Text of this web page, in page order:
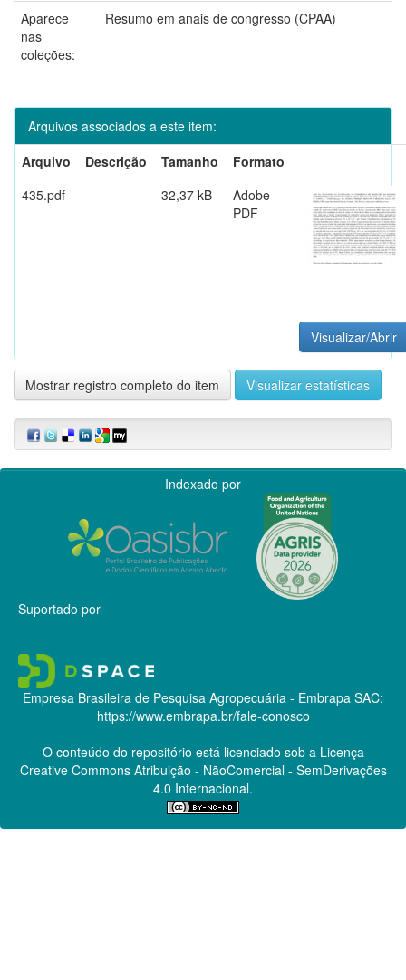
Aparece
nas
coleções:
Resumo em anais de congresso (CPAA)
Arquivos associados a este item:
Arquivo
Descrição Tamanho
Formato
435.pdf
32,37 kB
Adobe
PDF
Visualizar/Abrir
Mostrar registro completo do item Visualizar estatísticas
Indexado por
Suportado por
Empresa Brasileira de Pesquisa Agropecuária - Embrapa SAC:
https://www.embrapa.br/fale-conosco
O conteúdo do repositório está licenciado sob a Licença
Creative CommonsAtribuição - NãoComercial - SemDerivações
4.0 Internacional.